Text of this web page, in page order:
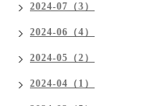
2024-07（3）
2024-06（4）
2024-05（2）
2024-04（1）